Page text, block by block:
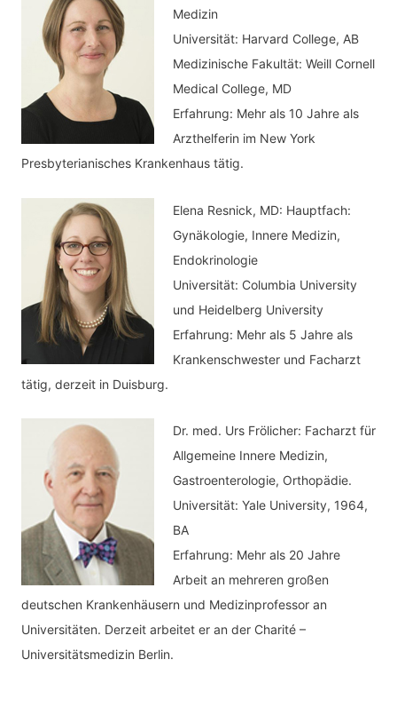
Medizin
Universität: Harvard College, AB
Medizinische Fakultät: Weill Cornell
Medical College, MD
Erfahrung: Mehr als 10 Jahre als
Arzthelferin im New York
Presbyterianisches Krankenhaus tätig.
Elena Resnick, MD: Hauptfach:
Gynäkologie, Innere Medizin,
Endokrinologie
Universität: Columbia University
und Heidelberg University
Erfahrung: Mehr als 5 Jahre als
Krankenschwester und Facharzt
tätig, derzeit in Duisburg.
Dr. med. Urs Frölicher: Facharzt für
Allgemeine Innere Medizin,
Gastroenterologie, Orthopädie.
Universität: Yale University, 1964,
BA
Erfahrung: Mehr als 20 Jahre
Arbeit an mehreren großen
deutschen Krankenhäusern und Medizinprofessor an
Universitäten. Derzeit arbeitet er an der Charité –
Universitätsmedizin Berlin.